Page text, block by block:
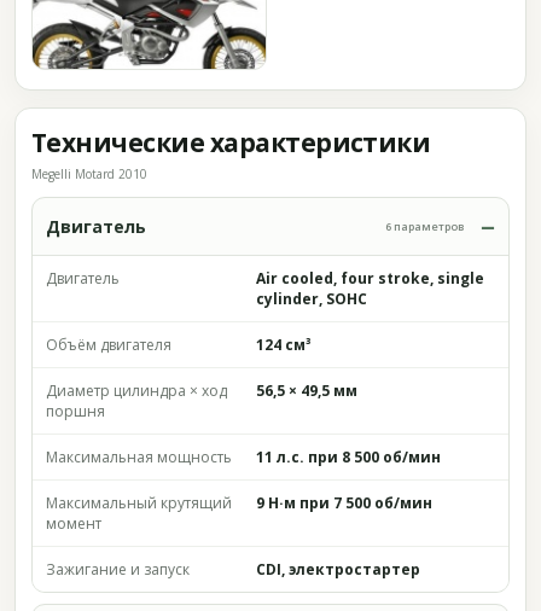
Технические характеристики
Megelli Motard 2010
Двигатель 6 параметров
Двигатель
Air cooled, four stroke, single
cylinder, SOHC
Объём двигателя 124 см³
Диаметр цилиндра × ход
поршня
56,5 × 49,5 мм
Максимальная мощность 11 л.с. при 8 500 об/мин
Максимальный крутящий
момент
9 Н·м при 7 500 об/мин
Зажигание и запуск CDI, электростартер